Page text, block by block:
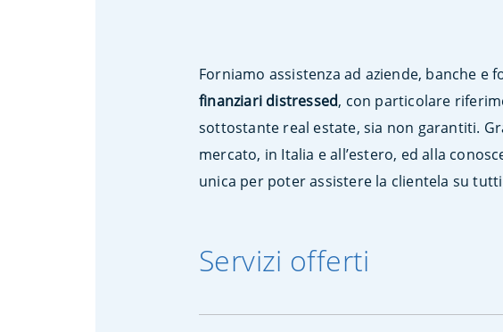
Forniamo assistenza ad aziende, banche e
finanziari distressed, con particolare
sottostante real estate, sia non garantiti.
mercato, in Italia e all’estero, ed alla
unica per poter assistere la clientela su
Servizi offerti